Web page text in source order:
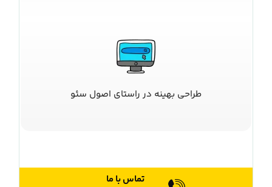
طراحی بهینه در راستای اصول سئو
تماس با ما